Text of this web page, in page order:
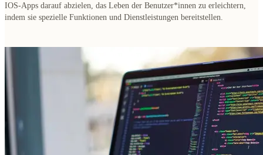
IOS-Apps darauf abzielen, das Leben der Benutzer*innen zu erleichtern,
indem sie spezielle Funktionen und Dienstleistungen bereitstellen.